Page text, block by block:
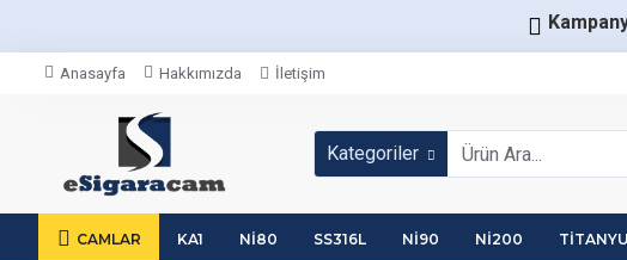
Anasayfa Hakkımızda İletişim
Kategoriler
CAMLAR KA1 NI80 SS316L NI90 NI200